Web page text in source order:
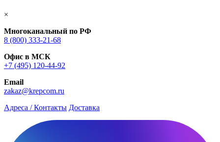
×
Многоканальный по РФ
8 (800) 333‑21-68
Офис в МСК
+7 (495) 120-44-92
Email
zakaz@krepcom.ru
Адреса / Контакты Доставка